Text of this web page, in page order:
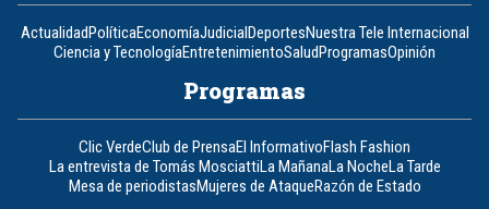
ActualidadPolíticaEconomíaJudicialDeportesNuestra Tele Internacional
Ciencia y TecnologíaEntretenimientoSaludProgramasOpinión
Programas
Clic VerdeClub de PrensaEl InformativoFlash Fashion
La entrevista de Tomás MosciattiLa MañanaLa NocheLa Tarde
Mesa de periodistasMujeres de AtaqueRazón de Estado